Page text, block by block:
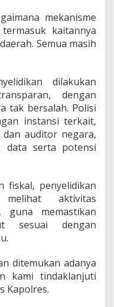
mekanisme
kaitannya
Semua masih
dilakukan
dengan
tak bersalah. Polisi
instansi terkait,
auditor negara,
data serta potensi
fiskal, penyelidikan
aktivitas
guna memastikan
sesuai dengan
ditemukan adanya
kami tindaklanjuti
Kapolres.